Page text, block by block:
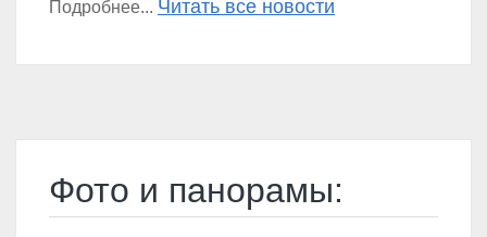
Подробнее... Читать все новости
Фото и панорамы: